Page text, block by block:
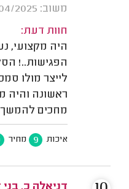
משוב: 10/04/2025
חוות דעת:
היה מקצועי,
הפגישות..!
לייצר מולו
ראשונה והיה
מחכים
איכות 9 מחיר